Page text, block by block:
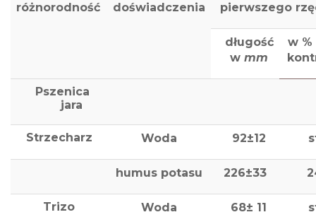
różnorodność
doświadczenia
pierwszego
długość
w mm
w %
Pszenica
jara
Strzecharz Woda 92±12
humus potasu 226±33
Trizo Woda 68± 11